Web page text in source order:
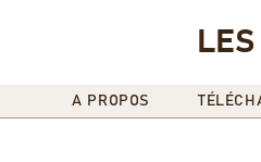
A PROPOS